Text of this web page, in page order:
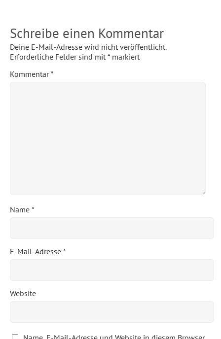
Schreibe einen Kommentar
Deine E-Mail-Adresse wird nicht veröffentlicht.
Erforderliche Felder sind mit * markiert
Kommentar*
Name *
E-Mail-Adresse *
Website